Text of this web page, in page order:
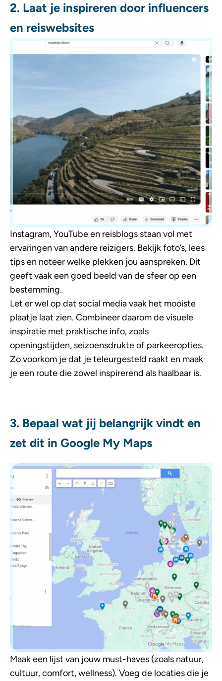
2. Laat je inspireren door influencers
en reiswebsites
Instagram, YouTube en reisblogs staan vol met
ervaringen van andere reizigers. Bekijk foto’s, lees
tips en noteer welke plekken jou aanspreken. Dit
geeft vaak een goed beeld van de sfeer op een
bestemming.
Let er wel op dat social media vaak het mooiste
plaatje laat zien. Combineer daarom de visuele
inspiratie met praktische info, zoals
openingstijden, seizoensdrukte of parkeeropties.
Zo voorkom je dat je teleurgesteld raakt en maak
je een route die zowel inspirerend als haalbaar is.
3. Bepaal wat jij belangrijk vindt en
zet dit in Google My Maps
Maak een lijst van jouw must-haves (zoals natuur,
cultuur, comfort, wellness). Voeg de locaties die je